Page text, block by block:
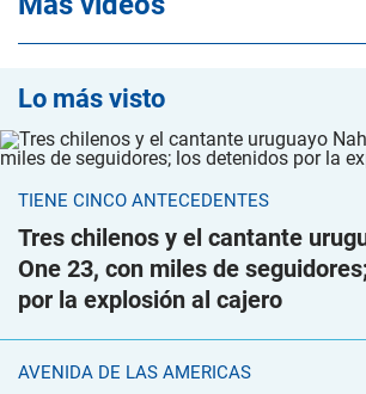
Lo más visto
TIENE CINCO ANTECEDENTES
Tres chilenos y el cantante
One 23, con miles de
por la explosión al cajero
AVENIDA DE LAS AMÉRICAS